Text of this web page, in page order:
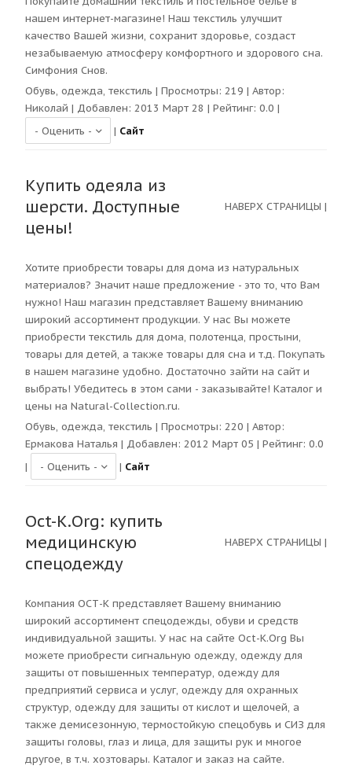
нашем интернет-магазине! Наш текстиль улучшит
качество Вашей жизни, сохранит здоровье, создаст
незабываемую атмосферу комфортного и здорового сна.
Симфония Снов.
Обувь, одежда, текстиль | Просмотры: 219 | Автор:
Николай | Добавлен: 2013 Март 28 | Рейтинг: 0.0 |
| Сайт
Купить одеяла из
шерсти. Доступные
цены!
НАВЕРХ СТРАНИЦЫ |
Хотите приобрести товары для дома из натуральных
материалов? Значит наше предложение - это то, что Вам
нужно! Наш магазин представляет Вашему вниманию
широкий ассортимент продукции. У нас Вы можете
приобрести текстиль для дома, полотенца, простыни,
товары для детей, а также товары для сна и т.д. Покупать
в нашем магазине удобно. Достаточно зайти на сайт и
выбрать! Убедитесь в этом сами - заказывайте! Каталог и
цены на Natural-Collection.ru.
Обувь, одежда, текстиль | Просмотры: 220 | Автор:
Ермакова Наталья | Добавлен: 2012 Март 05 | Рейтинг: 0.0
|
| Сайт
Oct-K.Org: купить
медицинскую
спецодежду
НАВЕРХ СТРАНИЦЫ |
Компания ОСТ-К представляет Вашему вниманию
широкий ассортимент спецодежды, обуви и средств
индивидуальной защиты. У нас на сайте Oct-K.Org Вы
можете приобрести сигнальную одежду, одежду для
защиты от повышенных температур, одежду для
предприятий сервиса и услуг, одежду для охранных
структур, одежду для защиты от кислот и щелочей, а
также демисезонную, термостойкую спецобувь и СИЗ для
защиты головы, глаз и лица, для защиты рук и многое
другое, в т.ч. хозтовары. Каталог и заказ на сайте.